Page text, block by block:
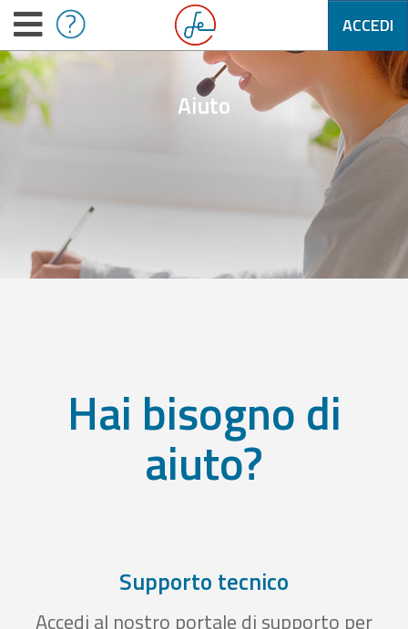
ACCEDI
Aiuto
Hai bisogno di
aiuto?
Supporto tecnico
Accedi al nostro portale di supporto per